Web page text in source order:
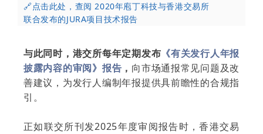
🔗点击此处，查阅 2020年庖丁科技与香港交易所
联合发布的JURA项目技术报告
与此同时，港交所每年定期发布 《有关发行人年报
披露内容的审阅》报告 ， 向市场通报常见问题及改
善建议，为发行人编制年报提供具前瞻性的合规指
引。
正如联交所刊发2025年度审阅报告时，香港交易